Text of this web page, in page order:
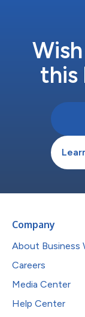
this
Company
About Business
Careers
Media Center
Help Center